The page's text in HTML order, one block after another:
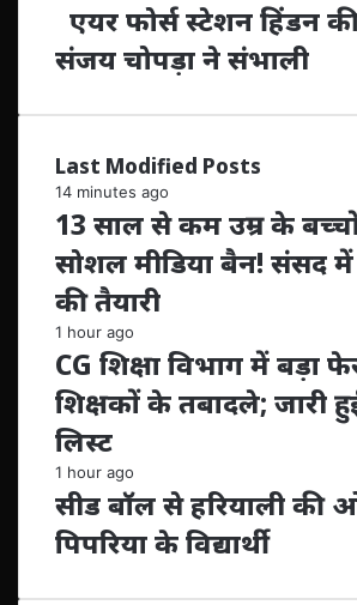
एयर फोर्स स्टेशन हिंडन
संजय चोपड़ा ने संभाली
Last Modified Posts
14 minutes ago
13 साल से कम उम्र के
सोशल मीडिया बैन! संसद
की तैयारी
1 hour ago
CG शिक्षा विभाग में बड़ा
शिक्षकों के तबादले; जारी
लिस्ट
1 hour ago
सीड बॉल से हरियाली की
पिपरिया के विद्यार्थी